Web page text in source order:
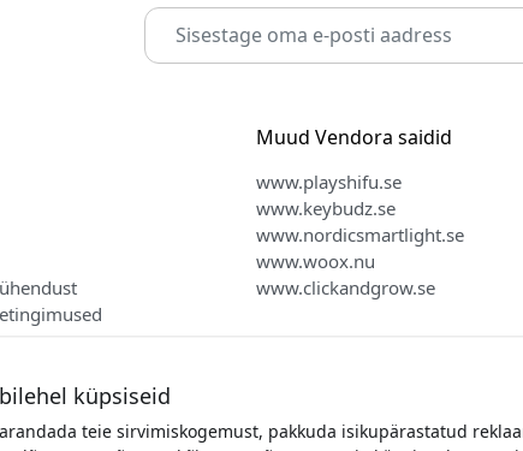
Muud Vendora saidid
www.playshifu.se
www.keybudz.se
www.nordicsmartlight.se
www.woox.nu
www.clickandgrow.se
küpsiseid
teie sirvimiskogemust, pakkuda isikupärastatud